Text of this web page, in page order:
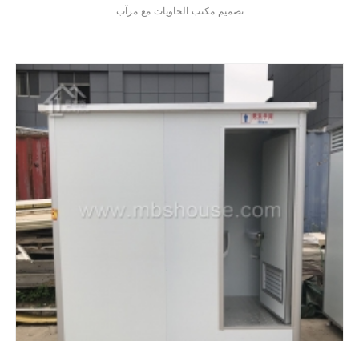
تصميم مكتب الحاويات مع مرآب